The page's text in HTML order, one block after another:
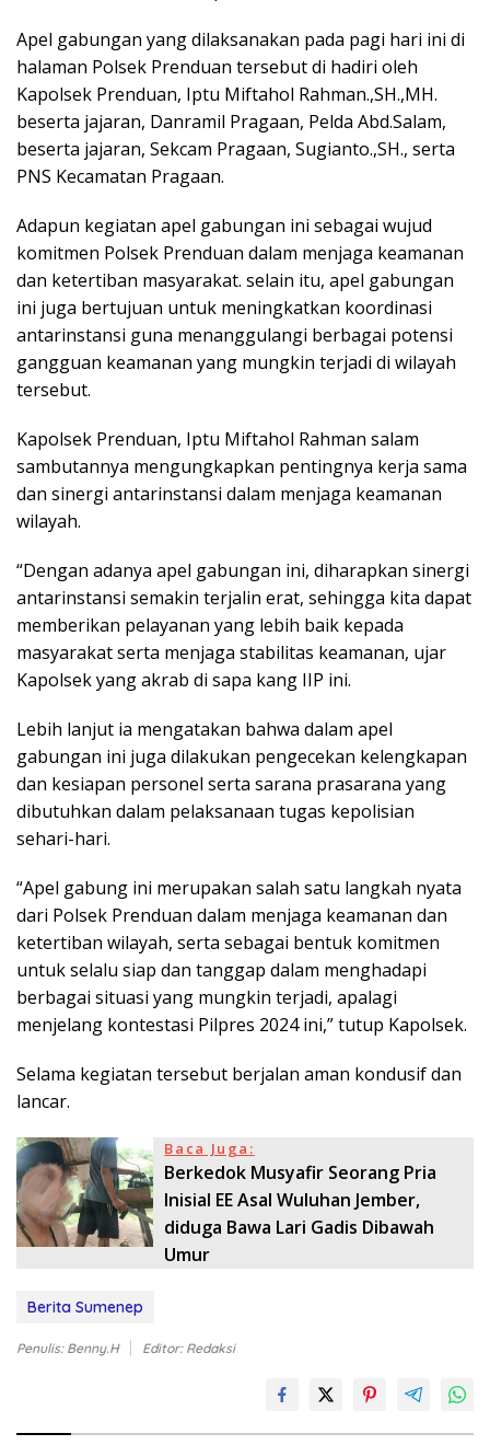
Apel gabungan yang dilaksanakan pada pagi hari ini di
halaman Polsek Prenduan tersebut di hadiri oleh
Kapolsek Prenduan, Iptu Miftahol Rahman.,SH.,MH.
beserta jajaran, Danramil Pragaan, Pelda Abd.Salam,
beserta jajaran, Sekcam Pragaan, Sugianto.,SH., serta
PNS Kecamatan Pragaan.
Adapun kegiatan apel gabungan ini sebagai wujud
komitmen Polsek Prenduan dalam menjaga keamanan
dan ketertiban masyarakat. selain itu, apel gabungan
ini juga bertujuan untuk meningkatkan koordinasi
antarinstansi guna menanggulangi berbagai potensi
gangguan keamanan yang mungkin terjadi di wilayah
tersebut.
Kapolsek Prenduan, Iptu Miftahol Rahman salam
sambutannya mengungkapkan pentingnya kerja sama
dan sinergi antarinstansi dalam menjaga keamanan
wilayah.
“Dengan adanya apel gabungan ini, diharapkan sinergi
antarinstansi semakin terjalin erat, sehingga kita dapat
memberikan pelayanan yang lebih baik kepada
masyarakat serta menjaga stabilitas keamanan, ujar
Kapolsek yang akrab di sapa kang IIP ini.
Lebih lanjut ia mengatakan bahwa dalam apel
gabungan ini juga dilakukan pengecekan kelengkapan
dan kesiapan personel serta sarana prasarana yang
dibutuhkan dalam pelaksanaan tugas kepolisian
sehari-hari.
“Apel gabung ini merupakan salah satu langkah nyata
dari Polsek Prenduan dalam menjaga keamanan dan
ketertiban wilayah, serta sebagai bentuk komitmen
untuk selalu siap dan tanggap dalam menghadapi
berbagai situasi yang mungkin terjadi, apalagi
menjelang kontestasi Pilpres 2024 ini,” tutup Kapolsek.
Selama kegiatan tersebut berjalan aman kondusif dan
lancar.
Baca Juga:
Berkedok Musyafir Seorang Pria
Inisial EE Asal Wuluhan Jember,
diduga Bawa Lari Gadis Dibawah
Umur
Berita Sumenep
Penulis: Benny.H Editor: Redaksi